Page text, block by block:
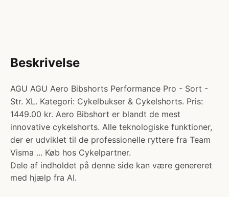
Beskrivelse
AGU AGU Aero Bibshorts Performance Pro - Sort -
Str. XL. Kategori: Cykelbukser & Cykelshorts. Pris:
1449.00 kr. Aero Bibshort er blandt de mest
innovative cykelshorts. Alle teknologiske funktioner,
der er udviklet til de professionelle ryttere fra Team
Visma ... Køb hos Cykelpartner.
Dele af indholdet på denne side kan være genereret
med hjælp fra AI.